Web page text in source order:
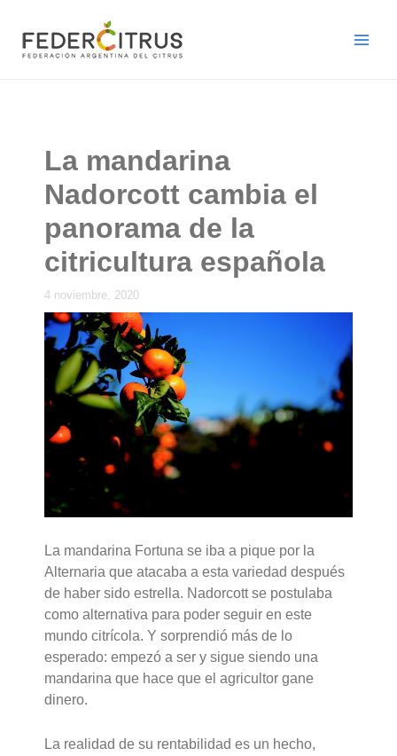
contenido
La mandarina
Nadorcott cambia el
panorama de la
citricultura española
4 noviembre, 2020
La mandarina Fortuna se iba a pique por la
Alternaria que atacaba a esta variedad después
de haber sido estrella. Nadorcott se postulaba
como alternativa para poder seguir en este
mundo citrícola. Y sorprendió más de lo
esperado: empezó a ser y sigue siendo una
mandarina que hace que el agricultor gane
dinero.
La realidad de su rentabilidad es un hecho,